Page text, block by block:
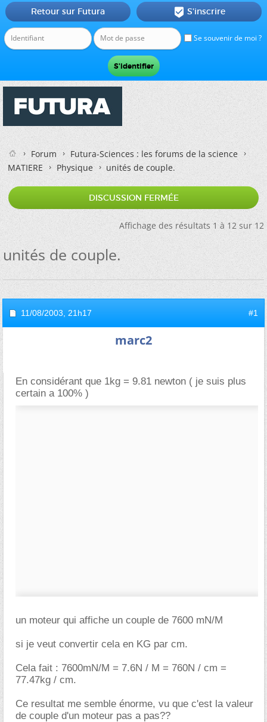
Se souvenir de moi ?
Retour sur Futura  S'inscrire
Forum
Futura-Sciences : les forums de la science
MATIERE
Physique unités de couple.
DISCUSSION FERMÉE
Affichage des résultats 1 à 12 sur 12
unités de couple.
11/08/2003, 21h17 #1
marc2
En considérant que 1kg = 9.81 newton ( je suis plus
certain a 100% )
un moteur qui affiche un couple de 7600 mN/M
si je veut convertir cela en KG par cm.
Cela fait : 7600mN/M = 7.6N / M = 760N / cm =
77.47kg / cm.
Ce resultat me semble énorme, vu que c'est la valeur
de couple d'un moteur pas a pas??